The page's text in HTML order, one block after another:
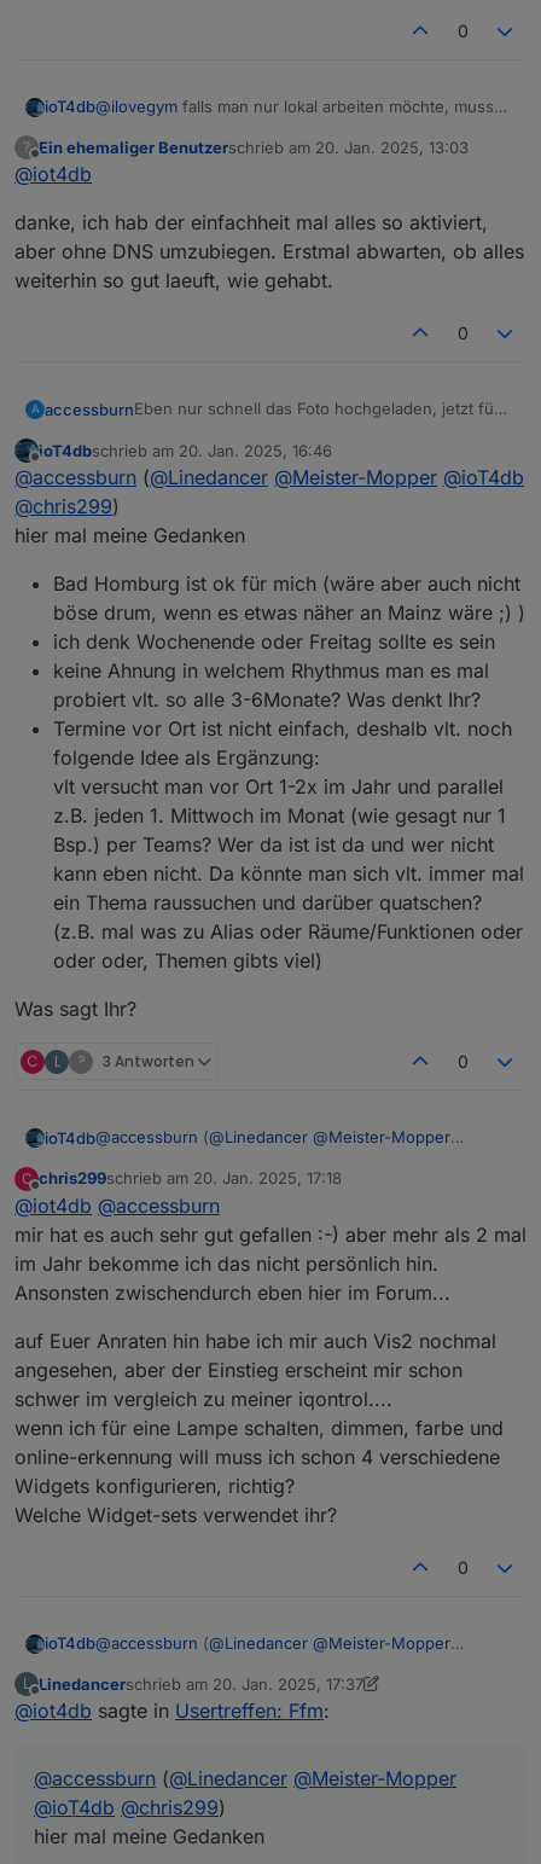
Die WAN-Schnittstelle bekommt die IPv6 per
0
ioT4db@ilovegym falls man nur lokal arbeiten möchte, muss
oder setzt das die UDM voraus?
klappen. Die FE80:: gibt sich ja jedes Device "selbst".
für sauberes Routing nicht optimal.
?
Offline
Ein ehemaliger Benutzerschrieb am 20. Jan. 2025, 13:03
zuletzt editiert von
@iot4db
danke, ich hab der einfachheit mal alles so aktiviert,
aber ohne DNS umzubiegen. Erstmal abwarten, ob alles
weiterhin so gut laeuft, wie gehabt.
0
A accessburnEben nur schnell das Foto hochgeladen, jetzt füge
Der erste Stammtisch in Ffm war, aus meiner Sicht,
ein voller Erfolg. Wir haben, denke ich, alle etwas
haben viel erzählt, präsentiert und Erfahrungen
ausgetauscht. Ich danke allen anwesenden und
*insider
organisieren und hoffe auf reges erscheinen.
Wie sollen wir weiter vorgehen? Wochenende?
Bad Homburg? Datumsumfrage?
ioT4dbschrieb am 20. Jan. 2025, 16:46
zuletzt editiert von
@accessburn (@Linedancer @Meister-Mopper @ioT4db
@chris299)
hier mal meine Gedanken
Bad Homburg ist ok für mich (wäre aber auch nicht
böse drum, wenn es etwas näher an Mainz wäre ;) )
ich denk Wochenende oder Freitag sollte es sein
keine Ahnung in welchem Rhythmus man es mal
probiert vlt. so alle 3-6Monate? Was denkt Ihr?
Termine vor Ort ist nicht einfach, deshalb vlt. noch
folgende Idee als Ergänzung:
vlt versucht man vor Ort 1-2x im Jahr und parallel
z.B. jeden 1. Mittwoch im Monat (wie gesagt nur 1
Bsp.) per Teams? Wer da ist ist da und wer nicht
kann eben nicht. Da könnte man sich vlt. immer mal
ein Thema raussuchen und darüber quatschen?
(z.B. mal was zu Alias oder Räume/Funktionen oder
oder oder, Themen gibts viel)
Was sagt Ihr?
C L ? 3 Antworten 0
ioT4db@accessburn (@Linedancer @Meister-Mopper
hier mal meine Gedanken
Bad Homburg ist ok für mich (wäre aber auch
nicht böse drum, wenn es etwas näher an Mainz
wäre ;) )
ich denk Wochenende oder Freitag sollte es sein
keine Ahnung in welchem Rhythmus man es mal
probiert vlt. so alle 3-6Monate? Was denkt Ihr?
folgende Idee als Ergänzung:
vlt versucht man vor Ort 1-2x im Jahr und parallel
z.B. jeden 1. Mittwoch im Monat (wie gesagt nur 1
Bsp.) per Teams? Wer da ist ist da und wer nicht
kann eben nicht. Da könnte man sich vlt. immer
mal ein Thema raussuchen und darüber
quatschen? (z.B. mal was zu Alias oder
Räume/Funktionen oder oder oder, Themen gibts
viel)
Was sagt Ihr?
C
Offline
chris299schrieb am 20. Jan. 2025, 17:18
zuletzt editiert von
@iot4db @accessburn
mir hat es auch sehr gut gefallen :-) aber mehr als 2 mal
im Jahr bekomme ich das nicht persönlich hin.
Ansonsten zwischendurch eben hier im Forum...
auf Euer Anraten hin habe ich mir auch Vis2 nochmal
angesehen, aber der Einstieg erscheint mir schon
schwer im vergleich zu meiner iqontrol....
wenn ich für eine Lampe schalten, dimmen, farbe und
online-erkennung will muss ich schon 4 verschiedene
Widgets konfigurieren, richtig?
Welche Widget-sets verwendet ihr?
0
ioT4db@accessburn (@Linedancer @Meister-Mopper
hier mal meine Gedanken
Bad Homburg ist ok für mich (wäre aber auch
nicht böse drum, wenn es etwas näher an Mainz
keine Ahnung in welchem Rhythmus man es mal
probiert vlt. so alle 3-6Monate? Was denkt Ihr?
Termine vor Ort ist nicht einfach, deshalb vlt. noch
folgende Idee als Ergänzung:
Was sagt Ihr?
L
Offline
Linedancerschrieb am 20. Jan. 2025, 17:37
zuletzt editiert von Linedancer
@iot4db sagte in Usertreffen: Ffm:
@accessburn (@Linedancer @Meister-Mopper
@ioT4db @chris299)
hier mal meine Gedanken